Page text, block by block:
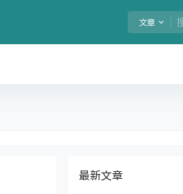
文章
最新文章